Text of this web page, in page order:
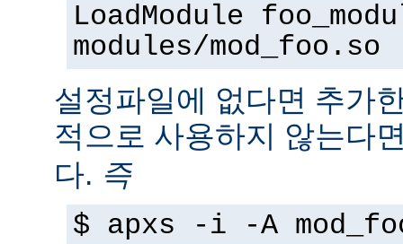
LoadModule
modules/mod_foo.so
설정파일에 없다면 추가
적으로 사용하지 않는다
다. 즉
$ apxs -i -A